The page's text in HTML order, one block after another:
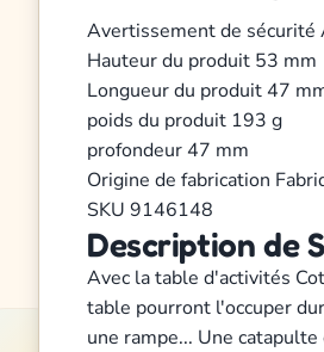
Avertissement de sécurité
Hauteur du produit 53 mm
Longueur du produit 47
poids du produit 193 g
profondeur 47 mm
Origine de fabrication
SKU 9146148
Description de
Avec la table d'activités
table pourront l'occuper
une rampe... Une